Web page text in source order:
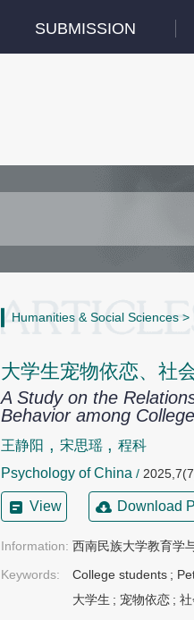
SUBMISSION
Humanities & Social Sciences >
大学生宠物依恋、社
A Study on the
Behavior among
王静阳 , 宋思瑶 ,程科
Psychology of China /
View Download
Information: 西南民族大学教育学
Keywords:
College students ;
大学生 ; 宠物依恋 ;